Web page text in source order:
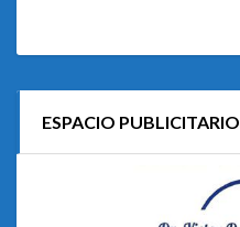
ESPACIO PUBLICITARIO